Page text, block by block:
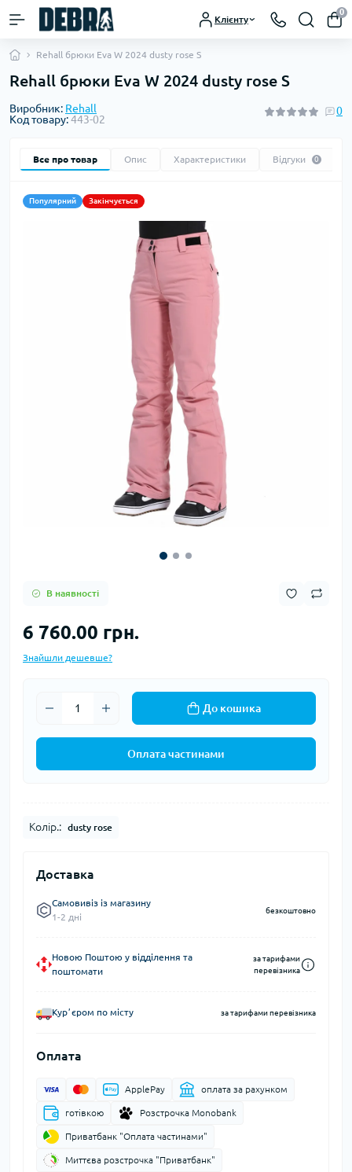
Клієнту
0
Rehall брюки Eva W 2024 dusty rose S
Rehall брюки Eva W 2024 dusty rose S
Виробник: Rehall
Код товару:443-02
0
Все про товар Опис Характеристики Відгуки 0
Популярний Закінчується
В наявності
6 760.00 грн.
Знайшли дешевше?
До кошика
Оплата частинами
Колір.: dusty rose
Доставка
Самовивіз із магазину
1-2 дні
безкоштовно
Новою Поштою у відділення та
поштомати
за тарифами
перевізника
Курʼєром по місту за тарифами перевізника
Оплата
ApplePay оплата за рахунком
готівкою Розстрочка Monobank
Приватбанк "Оплата частинами"
Миттєва розстрочка "Приватбанк"